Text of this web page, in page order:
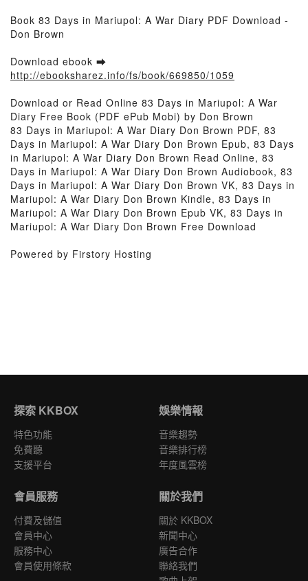
Book 83 Days in Mariupol: A War Diary PDF Download -
Don Brown
Download ebook ➡
http://ebooksharez.info/fs/book/669850/1059
Download or Read Online 83 Days in Mariupol: A War
Diary Free Book (PDF ePub Mobi) by Don Brown
83 Days in Mariupol: A War Diary Don Brown PDF, 83
Days in Mariupol: A War Diary Don Brown Epub, 83 Days
in Mariupol: A War Diary Don Brown Read Online, 83
Days in Mariupol: A War Diary Don Brown Audiobook, 83
Days in Mariupol: A War Diary Don Brown VK, 83 Days in
Mariupol: A War Diary Don Brown Kindle, 83 Days in
Mariupol: A War Diary Don Brown Epub VK, 83 Days in
Mariupol: A War Diary Don Brown Free Download
Powered by Firstory Hosting
探索 KKBOX
特色功能
免費聽
支援平台
娛樂情報
音樂趨勢
音樂排行榜
年度風雲榜
會員服務
付費及儲值
會員中心
服務中心
會員使用條款
關於我們
關於 KKBOX
新聞中心
廣告合作
聯絡我們